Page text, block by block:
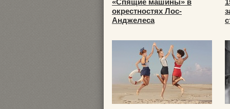
«Спящие машины» в
окрестностях Лос-
Анджелеса